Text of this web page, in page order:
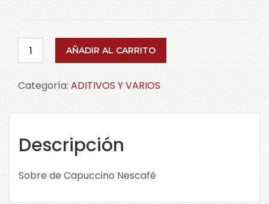
Sobre
de
Capuccino
Nescafé
cantidad
AÑADIR AL CARRITO
Categoría: ADITIVOS Y VARIOS
Descripción
Sobre de Capuccino Nescafé